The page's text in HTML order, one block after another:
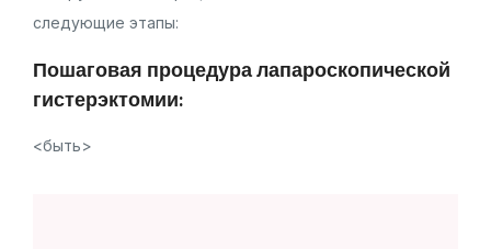
следующие этапы:
Пошаговая процедура лапароскопической
гистерэктомии:
<быть>